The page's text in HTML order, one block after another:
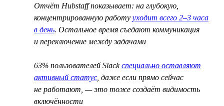
Отчёт Hubstaff показывает: на глубокую,
концентрированную работу уходит всего 2–3 часа
в день. Остальное время съедают коммуникация
и переключение между задачами
63% пользователей Slackспециально оставляют
активный статус , даже если прямо сейчас
не работают, — это тоже создаёт видимость
включённости